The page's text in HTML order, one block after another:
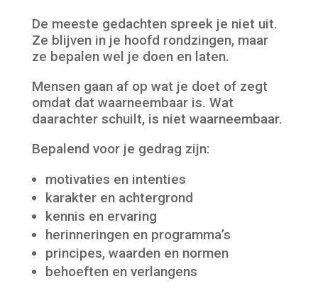
De meeste gedachten spreek je niet uit.
Ze blijven in je hoofd rondzingen, maar
ze bepalen wel je doen en laten.
Mensen gaan af op wat je doet of zegt
omdat dat waarneembaar is. Wat
daarachter schuilt, is niet waarneembaar.
Bepalend voor je gedrag zijn:
motivaties en intenties
karakter en achtergrond
kennis en ervaring
herinneringen en programma’s
principes, waarden en normen
behoeften en verlangens